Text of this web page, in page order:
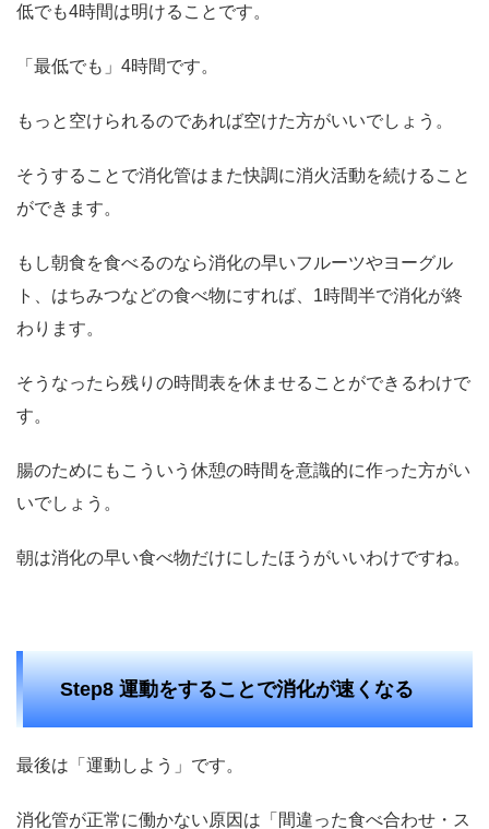
低でも4時間は明けることです。
「最低でも」4時間です。
もっと空けられるのであれば空けた方がいいでしょう。
そうすることで消化管はまた快調に消火活動を続けること
ができます。
もし朝食を食べるのなら消化の早いフルーツやヨーグル
ト、はちみつなどの食べ物にすれば、1時間半で消化が終
わります。
そうなったら残りの時間表を休ませることができるわけで
す。
腸のためにもこういう休憩の時間を意識的に作った方がい
いでしょう。
朝は消化の早い食べ物だけにしたほうがいいわけですね。
Step8 運動をすることで消化が速くなる
最後は「運動しよう」です。
消化管が正常に働かない原因は「間違った食べ合わせ・ス